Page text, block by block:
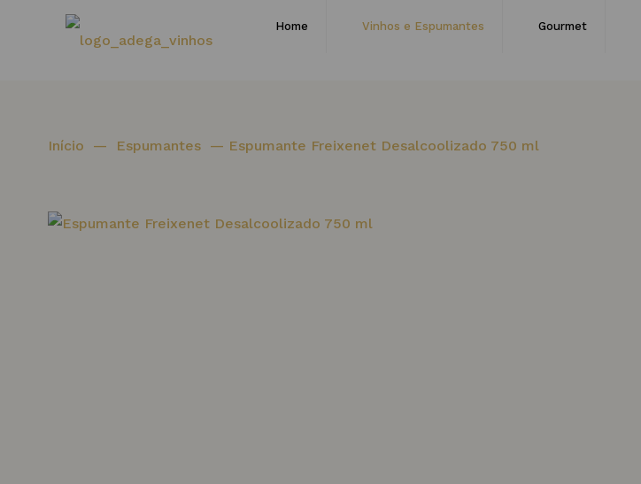
Home Vinhos e Espumantes Gourmet
Início — Espumantes — Espumante Freixenet Desalcoolizado 750 ml